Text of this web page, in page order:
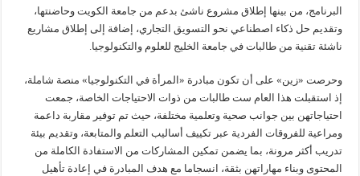
البرنامج، من بينها إطلاق مشروع ناشئ بدعم من جامعة الكويت وحاضنتها،
وتقديم حل ذكاء اصطناعي نحو التسويق التجاري، إضافة إلى إطلاق مشاريع
ناشئة تقنية من طالبات في جامعة الخليج للعلوم والتكنولوجيا.
وحرصت «زين» على أن تكون مبادرة «المرأة في التكنولوجيا» منصة شاملة،
إذ استقبلت هذا العام ست طالبات من ذوات الاحتياجات الخاصة، جمعت
احتياجاتهن بين جوانب صحية وتعلمية مختلفة، حيث تم توفير مقاربة داعمة
ومراعية للفروقات الفردية عبر تكييف أساليب التعلم والمتابعة، وتقديم بيئة
تدريب أكثر مرونة، بما يضمن تمكين المشاركات من الاستفادة الكاملة من
المحتوى وبناء مهاراتهن بثقة، انسجاما مع هدف المبادرة في إعادة تأهيل